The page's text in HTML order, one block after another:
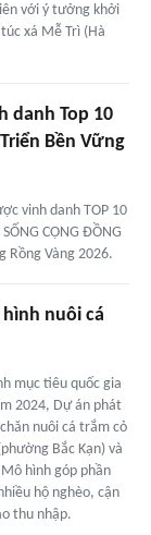
với ý tưởng khởi
xá Mễ Trì (Hà
danh Top 10
Bền Vững
vinh danh TOP 10
CỘNG ĐỒNG
Rồng Vàng 2026.
nuôi cá
mục tiêu quốc gia
2024, Dự án phát
nuôi cá trắm cỏ
Bắc Kạn) và
hình góp phần
hộ nghèo, cận
thu nhập.